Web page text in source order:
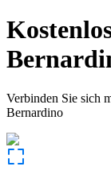
Verbinden Sie sich
Bernardino